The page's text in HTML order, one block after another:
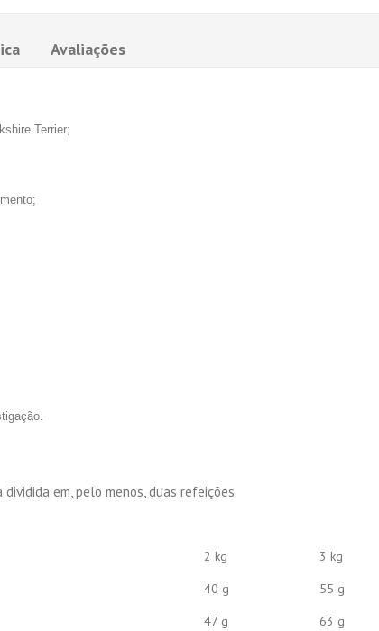
Avaliações
Terrier;
em, pelo menos, duas refeições.
2 kg 3 kg
40 g 55 g
47 g 63 g